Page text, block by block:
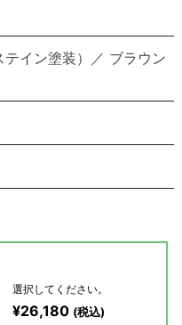
イン塗装）／ ブラウン
選択してください。
¥26,180 (税込)